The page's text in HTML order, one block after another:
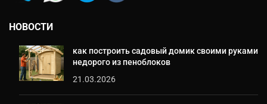
НОВОСТИ
как построить садовый домик своими руками
недорого из пеноблоков
21.03.2026